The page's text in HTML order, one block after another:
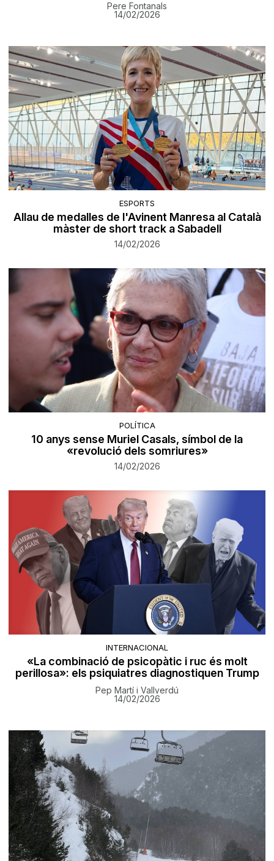
Pere Fontanals
14/02/2026
ESPORTS
Allau de medalles de l'Avinent Manresa al Català
màster de short track a Sabadell
14/02/2026
POLÍTICA
10 anys sense Muriel Casals, símbol de la
«revolució dels somriures»
14/02/2026
INTERNACIONAL
«La combinació de psicopàtic i ruc és molt
perillosa»: els psiquiatres diagnostiquen Trump
Pep Martí i Vallverdú
14/02/2026